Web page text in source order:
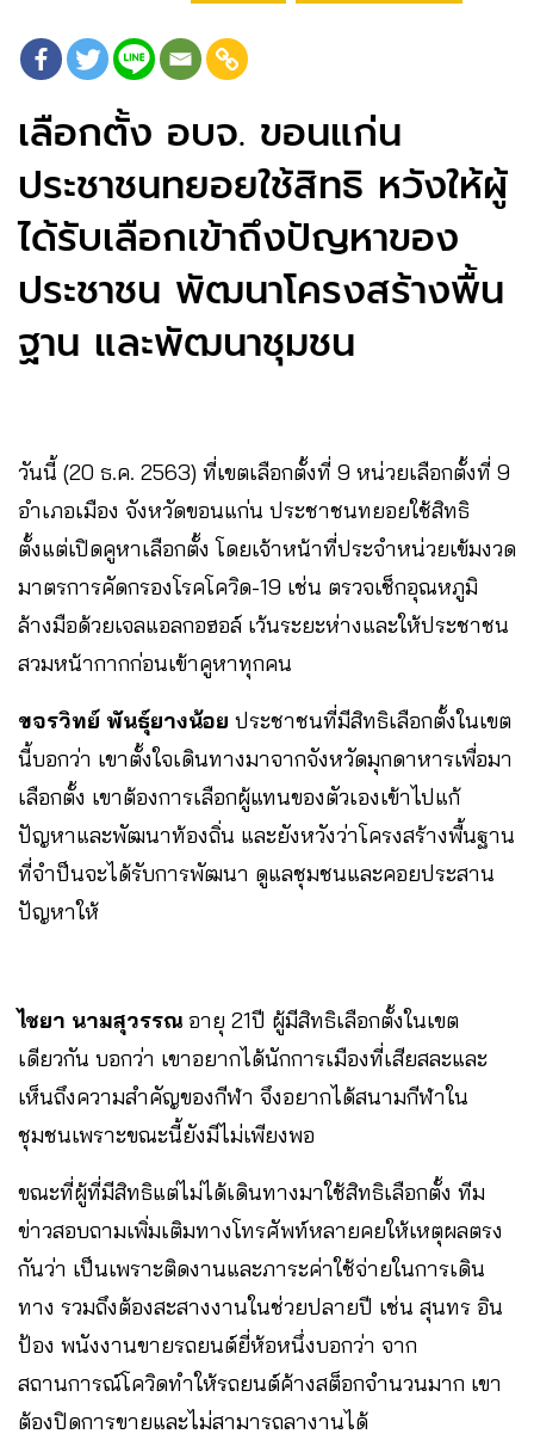
เลือกตั้ง อบจ. ขอนแก่น
ประชาชนทยอยใช้สิทธิ หวังให้ผู้
ได้รับเลือกเข้าถึงปัญหาของ
ประชาชน พัฒนาโครงสร้างพื้น
ฐาน และพัฒนาชุมชน
วันนี้ (20 ธ.ค. 2563) ที่เขตเลือกตั้งที่ 9 หน่วยเลือกตั้งที่ 9
อำเภอเมือง จังหวัดขอนแก่น ประชาชนทยอยใช้สิทธิ
ตั้งแต่เปิดคูหาเลือกตั้ง โดยเจ้าหน้าที่ประจำหน่วยเข้มงวด
มาตรการคัดกรองโรคโควิด-19 เช่น ตรวจเช็กอุณหภูมิ
ล้างมือด้วยเจลแอลกอฮอล์ เว้นระยะห่างและให้ประชาชน
สวมหน้ากากก่อนเข้าคูหาทุกคน
ขจรวิทย์ พันธุ์ยางน้อย ประชาชนที่มีสิทธิเลือกตั้งในเขต
นี้บอกว่า เขาตั้งใจเดินทางมาจากจังหวัดมุกดาหารเพื่อมา
เลือกตั้ง เขาต้องการเลือกผู้แทนของตัวเองเข้าไปแก้
ปัญหาและพัฒนาท้องถิ่น และยังหวังว่าโครงสร้างพื้นฐาน
ที่จำป็นจะได้รับการพัฒนา ดูแลชุมชนและคอยประสาน
ปัญหาให้
ไชยา นามสุวรรณ อายุ 21ปี ผู้มีสิทธิเลือกตั้งในเขต
เดียวกัน บอกว่า เขาอยากได้นักการเมืองที่เสียสละและ
เห็นถึงความสำคัญของกีฬา จึงอยากได้สนามกีฬาใน
ชุมชนเพราะขณะนี้ยังมีไม่เพียงพอ
ขณะที่ผู้ที่มีสิทธิแต่ไม่ได้เดินทางมาใช้สิทธิเลือกตั้ง ทีม
ข่าวสอบถามเพิ่มเติมทางโทรศัพท์หลายคยให้เหตุผลตรง
กันว่า เป็นเพราะติดงานและภาระค่าใช้จ่ายในการเดิน
ทาง รวมถึงต้องสะสางงานในช่วยปลายปี เช่น สุนทร อิน
ป้อง พนังงานขายรถยนต์ยี่ห้อหนึ่งบอกว่า จาก
สถานการณ์โควิดทำให้รถยนต์ค้างสต็อกจำนวนมาก เขา
ต้องปิดการขายและไม่สามารถลางานได้